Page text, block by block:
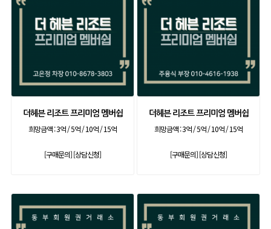
더헤븐 리조트 프리미엄 멤버쉽
희망금액 :3억 / 5억 / 10억 / 15억
[구매문의][상담신청]
더헤븐 리조트 프리미엄 멤버쉽
희망금액 :3억 / 5억 / 10억 / 15억
[구매문의][상담신청]